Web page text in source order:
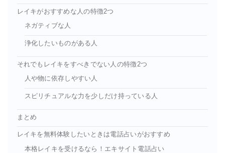
レイキがおすすめな人の特徴2つ
ネガティブな人
浄化したいものがある人
それでもレイキをすべきでない人の特徴2つ
人や物に依存しやすい人
スピリチュアルな力を少しだけ持っている人
まとめ
レイキを無料体験したいときは電話占いがおすすめ
本格レイキを受けるなら！エキサイト電話占い